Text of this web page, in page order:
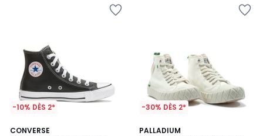
-10% DÈS 2*
CONVERSE
4,7
-30% DÈS 2*
PALLADIUM
4,3
4